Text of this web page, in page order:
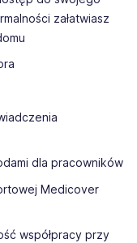
załatwiasz
dla pracowników
Medicover
współpracy przy